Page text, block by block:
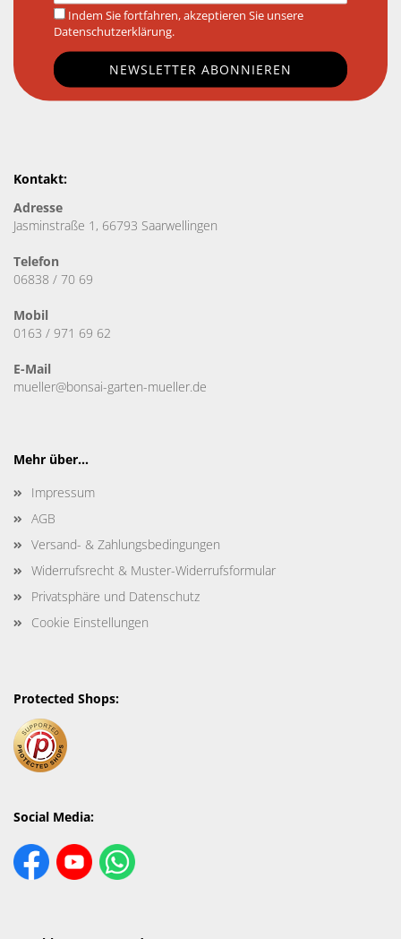
Indem Sie fortfahren, akzeptieren Sie unsere
Datenschutzerklärung.
Kontakt:
Adresse
Jasminstraße 1, 66793 Saarwellingen
Telefon
06838 / 70 69
Mobil
0163 / 971 69 62
E-Mail
mueller@bonsai-garten-mueller.de
Mehr über...
Impressum
AGB
Versand- & Zahlungsbedingungen
Widerrufsrecht & Muster-Widerrufsformular
Privatsphäre und Datenschutz
Cookie Einstellungen
Protected Shops:
Social Media: